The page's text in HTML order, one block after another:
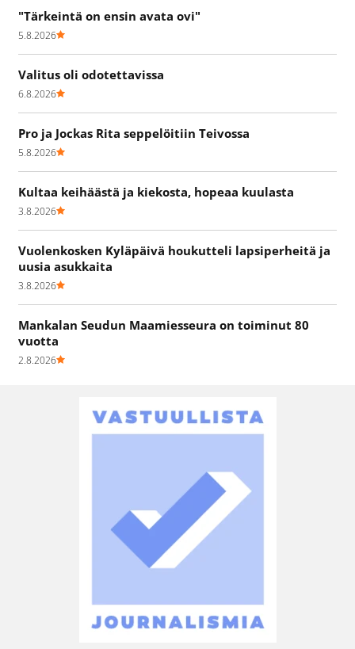
"Tärkeintä on ensin avata ovi"
5.8.2026
Valitus oli odotettavissa
6.8.2026
Pro ja Jockas Rita seppelöitiin Teivossa
5.8.2026
Kultaa keihäästä ja kiekosta, hopeaa kuulasta
3.8.2026
Vuolenkosken Kyläpäivä houkutteli lapsiperheitä ja
uusia asukkaita
3.8.2026
Mankalan Seudun Maamiesseura on toiminut 80
vuotta
2.8.2026